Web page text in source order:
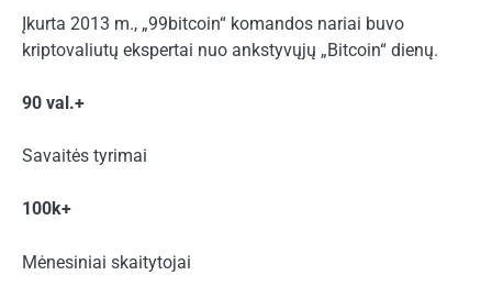
Įkurta 2013 m., „99bitcoin“ komandos nariai buvo
kriptovaliutų ekspertai nuo ankstyvųjų „Bitcoin“ dienų.
90 val.+
Savaitės tyrimai
100k+
Mėnesiniai skaitytojai